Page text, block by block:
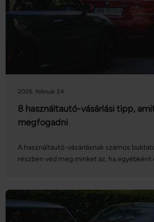
2026. február 24.
8 használtautó-vásárlási tipp,
megfogadni
A használtautó-vásárlásnak számos
részben véd meg minket az, ha egyébként